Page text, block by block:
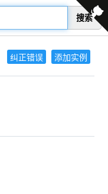
搜索
纠正错误 添加实例